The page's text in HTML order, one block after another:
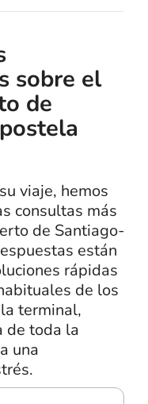
sobre el
de
viaje, hemos
consultas más
de Santiago-
están
rápidas
de los
terminal,
de toda la
una